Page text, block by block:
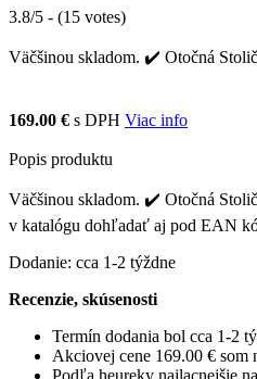
3.8/5 - (15 votes)
Väčšinou skladom. ✔️ Otočná
169.00 € s DPH Viac info
Popis produktu
Väčšinou skladom. ✔️ Otočná
v katalógu dohľadať aj pod EAN
Dodanie: cca 1-2 týždne
Recenzie, skúsenosti
Termín dodania bol cca 1-2
Akciovej cene 169.00 € som
Podľa heureky najlacnejšie